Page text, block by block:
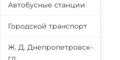
Автобусные станции
Городской транспорт
Ж. Д. Днепропетровск-
гл.